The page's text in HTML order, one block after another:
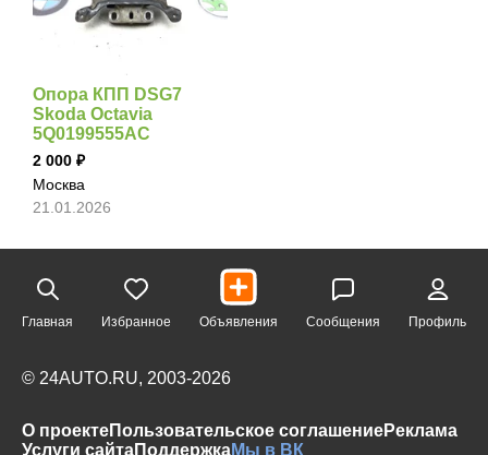
Опора КПП DSG7
Skoda Octavia
5Q0199555AC
2 000
Москва
21.01.2026
Главная Избранное Объявления Сообщения Профиль
© 24AUTO.RU, 2003-2026
О проектеПользовательское соглашениеРеклама
Услуги сайтаПоддержкаМы в ВК